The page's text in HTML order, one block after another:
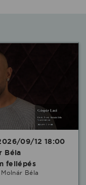
09/12 18:00
Béla
fellépés
Béla